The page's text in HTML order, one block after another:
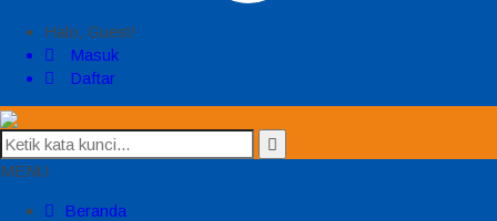
Halo, Guest!
Masuk
Daftar
MENU
Beranda